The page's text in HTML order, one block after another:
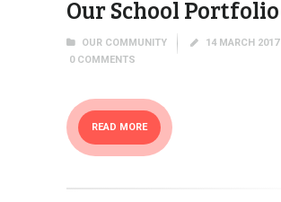
Our School Portfolio
OUR COMMUNITY
14 MARCH 2017
0 COMMENTS
READ MORE